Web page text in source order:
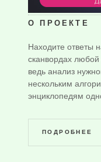
О ПРОЕКТЕ
Находите ответы
сканвордах любой
ведь анализ
нескольким
энциклопедям
ПОДРОБНЕЕ